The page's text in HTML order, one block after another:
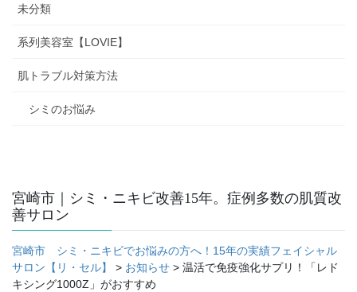
未分類
系列美容室【LOVIE】
肌トラブル対策方法
シミのお悩み
宮崎市｜シミ・ニキビ改善15年。症例多数の肌質改
善サロン
宮崎市 シミ・ニキビでお悩みの方へ！15年の実績フェイシャル
サロン【リ・セル】
> お知らせ > 温活で免疫強化サプリ！「レド
キシング1000Z」がおすすめ